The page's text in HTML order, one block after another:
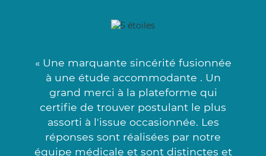
« Une marquante sincérité fusionnée
à une étude accommodante . Un
grand merci à la plateforme qui
certifie de trouver postulant le plus
assorti à l'issue occasionnée. Les
réponses sont réalisées par notre
équipe médicale et sont distinctes et